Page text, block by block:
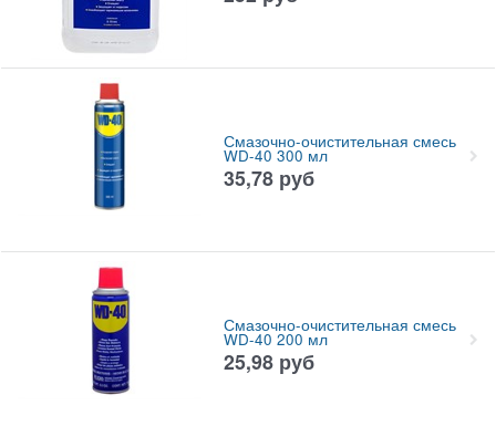
Смазочно-очистительная смесь
WD-40 300 мл
35,78 руб
Смазочно-очистительная смесь
WD-40 200 мл
25,98 руб